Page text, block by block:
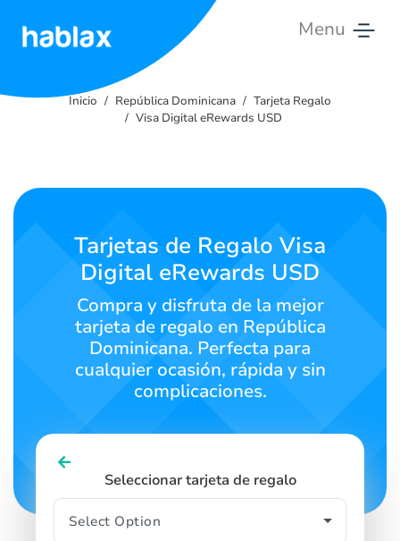
Menu
Tarifas
Español
SIGN INSIGN UP
Inicio República Dominicana
Tarjeta Regalo
Visa Digital eRewards USD
Tarjetas de Regalo Visa
Digital eRewards USD
Compra y disfruta de la mejor
tarjeta de regalo en República
Dominicana. Perfecta para
cualquier ocasión, rápida y sin
complicaciones.
Seleccionar tarjeta de regalo